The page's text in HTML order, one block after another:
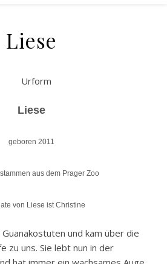
Liese
Liese
geboren 2011
aus dem Prager Zoo
von Liese ist Christine
und kam über die
zu uns. Sie lebt nun in der